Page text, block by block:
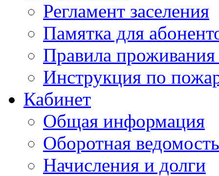
Регламент заселения
Памятка для
Правила
Инструкция по
Кабинет
Общая информация
Оборотная ведомость
Начисления и долги